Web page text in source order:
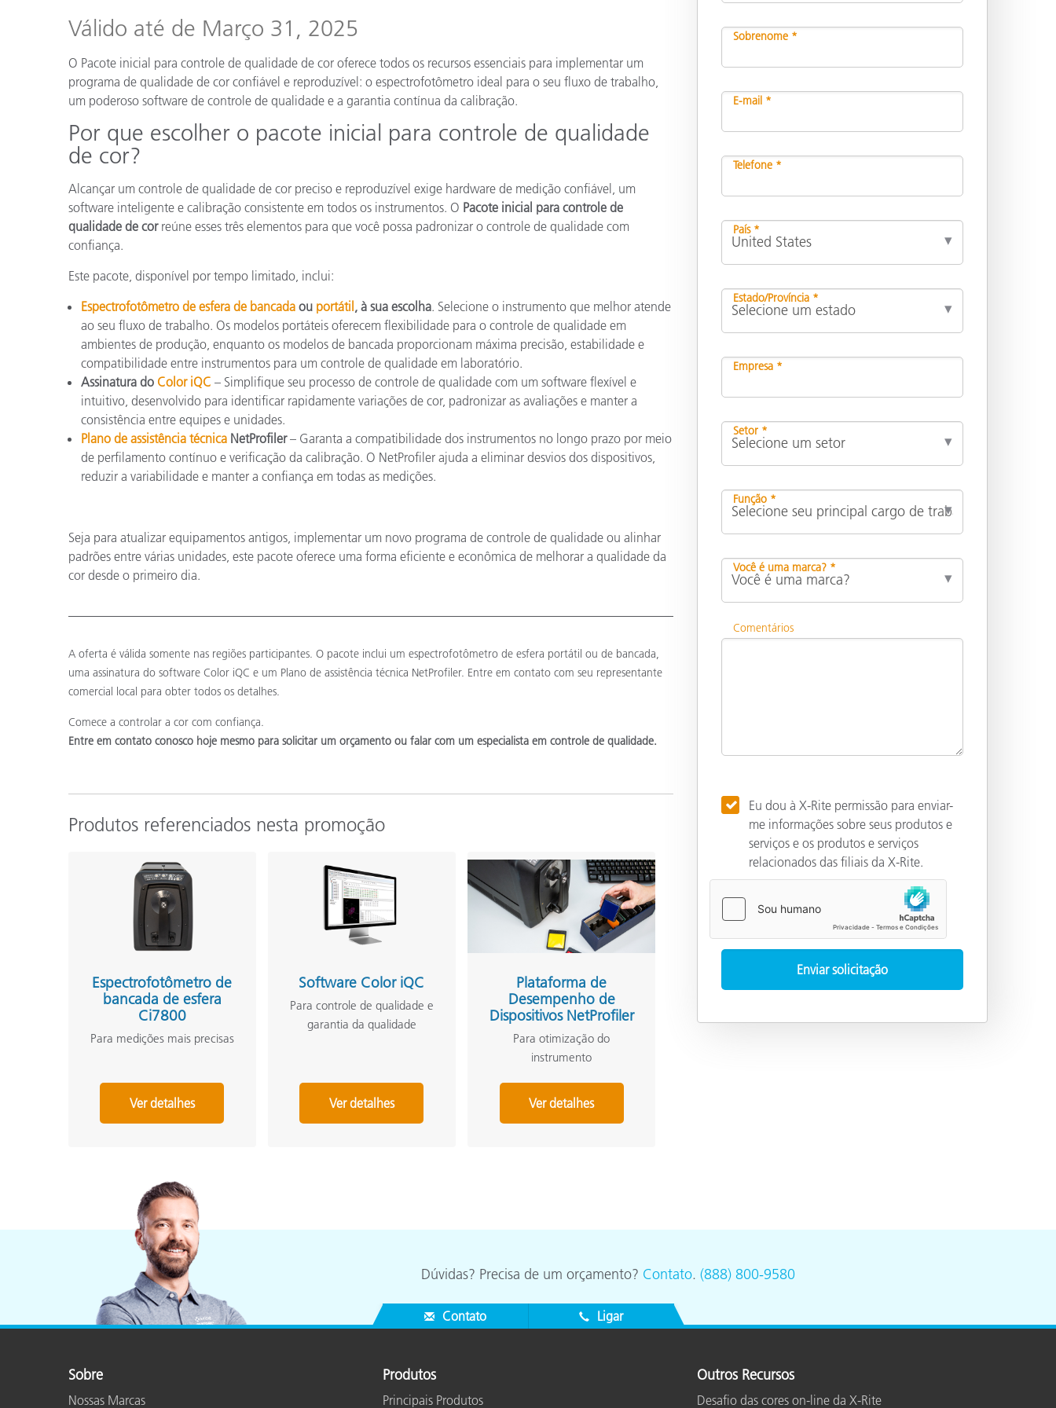
Bens Duráveis
Válido até de Março 31, 2025
O Pacote inicial para controle de qualidade de cor oferece todos os recursos essenciais para implementar um
programa de qualidade de cor confiável e reproduzível: o espectrofotômetro ideal para o seu fluxo de trabalho,
um poderoso software de controle de qualidade e a garantia contínua da calibração.
Por que escolher o pacote inicial para controle de qualidade
de cor?
Alcançar um controle de qualidade de cor preciso e reproduzível exige hardware de medição confiável, um
software inteligente e calibração consistente em todos os instrumentos. O Pacote inicial para controle de
qualidade de correúne esses três elementos para que você possa padronizar o controle de qualidade com
confiança.
Este pacote, disponível por tempo limitado, inclui:
Espectrofotômetro de esfera de bancada ou portátil, à sua escolha. Selecione o instrumento que melhor atende
ao seu fluxo de trabalho. Os modelos portáteis oferecem flexibilidade para o controle de qualidade em
ambientes de produção, enquanto os modelos de bancada proporcionam máxima precisão, estabilidade e
compatibilidade entre instrumentos para um controle de qualidade em laboratório.
Assinatura do Color iQC – Simplifique seu processo de controle de qualidade com um software flexível e
intuitivo, desenvolvido para identificar rapidamente variações de cor, padronizar as avaliações e manter a
consistência entre equipes e unidades.
Plano de assistência técnica NetProfiler– Garanta a compatibilidade dos instrumentos no longo prazo por meio
de perfilamento contínuo e verificação da calibração. O NetProfiler ajuda a eliminar desvios dos dispositivos,
reduzir a variabilidade e manter a confiança em todas as medições.
Seja para atualizar equipamentos antigos, implementar um novo programa de controle de qualidade ou alinhar
padrões entre várias unidades, este pacote oferece uma forma eficiente e econômica de melhorar a qualidade da
cor desde o primeiro dia.
A oferta é válida somente nas regiões participantes. O pacote inclui um espectrofotômetro de esfera portátil ou de bancada,
uma assinatura do software Color iQC e um Plano de assistência técnica NetProfiler. Entre em contato com seu representante
comercial local para obter todos os detalhes.
Comece a controlar a cor com confiança.
Entre em contato conosco hoje mesmo para solicitar um orçamento ou falar com um especialista em controle de qualidade.
Produtos referenciados nesta promoção
Espectrofotômetro de
bancada de esfera
Ci7800
Para medições mais precisas
Ver detalhes
Software Color iQC
Para controle de qualidade e
garantia da qualidade
Ver detalhes
Plataforma de
Desempenho de
Dispositivos NetProfiler
Para otimização do
instrumento
Ver detalhes
Sobrenome *
E-mail *
Telefone *
País *
Estado/Província *
Empresa *
Setor *
Função *
Você é uma marca? *
Comentários
Eu dou à X-Rite permissão para enviar-
me informações sobre seus produtos e
serviços e os produtos e serviços
relacionados das filiais da X-Rite.
Dúvidas? Precisa de um orçamento? Contato. (888) 800-9580
Contato Ligar
Sobre
Nossas Marcas
Produtos
Principais Produtos
Outros Recursos
Desafio das cores on-line da X-Rite